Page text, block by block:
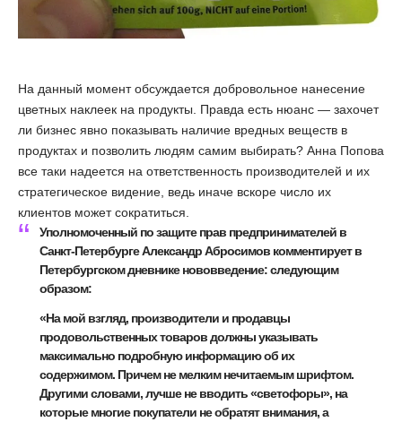
На данный момент обсуждается добровольное нанесение
цветных наклеек на продукты. Правда есть нюанс — захочет
ли бизнес явно показывать наличие вредных веществ в
продуктах и позволить людям самим выбирать? Анна Попова
все таки надеется на ответственность производителей и их
стратегическое видение, ведь иначе вскоре число их
клиентов может сократиться.
Уполномоченный по защите прав предпринимателей в
Санкт-Петербурге Александр Абросимов комментирует в
Петербургском дневнике нововведение: следующим
образом:
«На мой взгляд, производители и продавцы
продовольственных товаров должны указывать
максимально подробную информацию об их
содержимом. Причем не мелким нечитаемым шрифтом.
Другими словами, лучше не вводить «светофоры», на
которые многие покупатели не обратят внимания, а